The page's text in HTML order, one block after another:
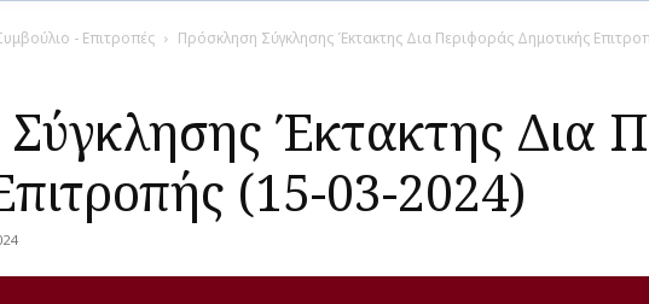
- Επιτροπές Πρόσκληση Σύγκλησης Έκτακτης Δια Περιφοράς Δημοτικής
Έκτακτης Δια
(15-03-2024)